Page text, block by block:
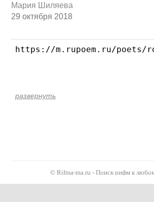
Мария Шиляева
29 октября 2018
https://m.rupoem.ru/poets/
развернуть
© Rifma-ma.ru - Поиск рифм к